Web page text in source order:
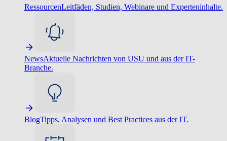
RessourcenLeitfäden, Studien, Webinare und Experteninhalte.
NewsAktuelle Nachrichten von USU und aus der IT-
Branche.
BlogTipps, Analysen und Best Practices aus der IT.